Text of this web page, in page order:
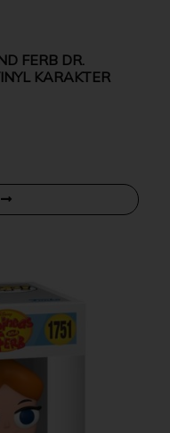
FERB DR.
KARAKTER